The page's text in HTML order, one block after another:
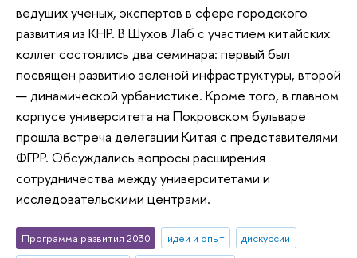
ведущих ученых, экспертов в сфере городского
развития из КНР. В Шухов Лаб с участием китайских
коллег состоялись два семинара: первый был
посвящен развитию зеленой инфраструктуры, второй
— динамической урбанистике. Кроме того, в главном
корпусе университета на Покровском бульваре
прошла встреча делегации Китая с представителями
ФГРР. Обсуждались вопросы расширения
сотрудничества между университетами и
исследовательскими центрами.
Программа развития 2030 идеи и опыт
дискуссии